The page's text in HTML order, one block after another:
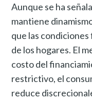
Aunque se ha
mantiene
que las
de los hogares. El
costo del
restrictivo, el
reduce